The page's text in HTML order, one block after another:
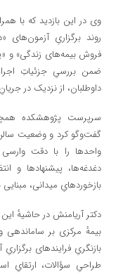
وی در این بازدید که با
روند برگزاریِ آزمون‌های
فروش بیمه‌های زندگی» و
ضمن بررسیِ جزئیاتِ
داوطلبان، از نزدیک در
سرپرست پژوهشکده
گفت‌وگو کرد و وضعیت
واحدها را با دقت
دغدغه‌ها، پیشنهادها و
بازخوردهایِ میدانی،
دکتر آریامنش در حاشیهٔ
بیمهٔ مرکزی بر ساماندهی
بازنگریِ فرایندهای
طراحیِ سؤالات، ارتقایِ